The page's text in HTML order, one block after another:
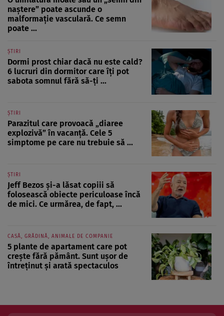
naștere” poate ascunde o
malformație vasculară. Ce semn
poate ...
ȘTIRI
Dormi prost chiar dacă nu este cald?
6 lucruri din dormitor care îți pot
sabota somnul fără să-ți ...
ȘTIRI
Parazitul care provoacă „diaree
explozivă” în vacanță. Cele 5
simptome pe care nu trebuie să ...
ȘTIRI
Jeff Bezos și-a lăsat copiii să
folosească obiecte periculoase încă
de mici. Ce urmărea, de fapt, ...
CASĂ, GRĂDINĂ, ANIMALE DE COMPANIE
5 plante de apartament care pot
crește fără pământ. Sunt ușor de
întreținut și arată spectaculos